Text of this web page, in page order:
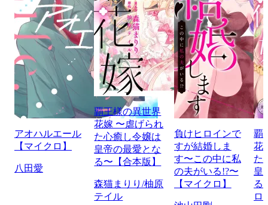
アオハルエール
【マイクロ】
八田愛
覇王様の異世界
花嫁 〜虐げられ
た心癒し令嬢は
皇帝の最愛とな
る〜【合本版】
森猫まりり/柚原
テイル
負けヒロインで
すが結婚しま
す〜この中に私
の夫がいる!?〜
【マイクロ】
覇
花
た
皇
る
ロ